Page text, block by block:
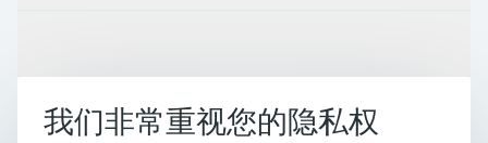
公司我们非常重视您的隐私权